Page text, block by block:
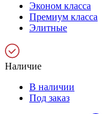
Эконом класса
Премиум класса
Элитные
Наличие
В наличии
Под заказ